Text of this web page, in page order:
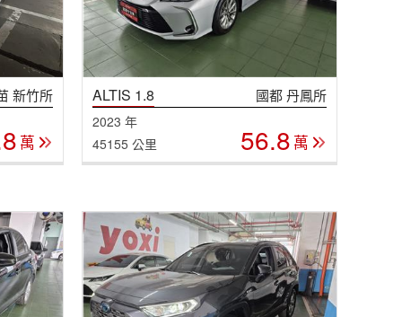
新竹所
萬
ALTIS 1.8 國都 丹鳳所
2023 年
45155 公里
56.8 萬